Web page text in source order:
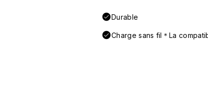
Durable
Charge sans fil＊La